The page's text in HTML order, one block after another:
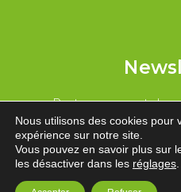
Reste au courant de
Nous utilisons des cookies pour
expérience sur notre site.
Vous pouvez en savoir plus sur
les désactiver dans les réglages